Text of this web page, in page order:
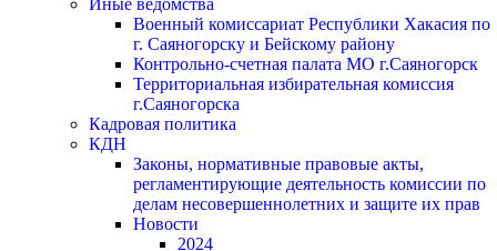
Иные ведомства
Военный комиссариат Республики Хакасия по
г. Саяногорску и Бейскому району
Контрольно-счетная палата МО г.Саяногорск
Территориальная избирательная комиссия
г.Саяногорска
Кадровая политика
КДН
Законы, нормативные правовые акты,
регламентирующие деятельность комиссии по
делам несовершеннолетних и защите их прав
Новости
2024